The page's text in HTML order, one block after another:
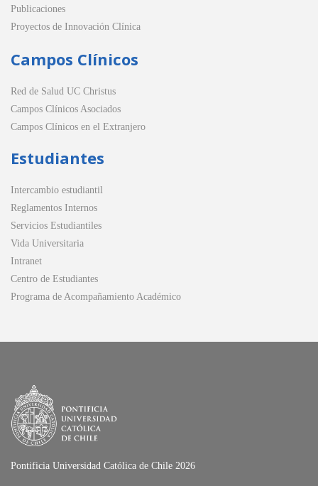
Publicaciones
Proyectos de Innovación Clínica
Campos Clínicos
Red de Salud UC Christus
Campos Clínicos Asociados
Campos Clínicos en el Extranjero
Estudiantes
Intercambio estudiantil
Reglamentos Internos
Servicios Estudiantiles
Vida Universitaria
Intranet
Centro de Estudiantes
Programa de Acompañamiento Académico
Pontificia Universidad Católica de Chile 2026